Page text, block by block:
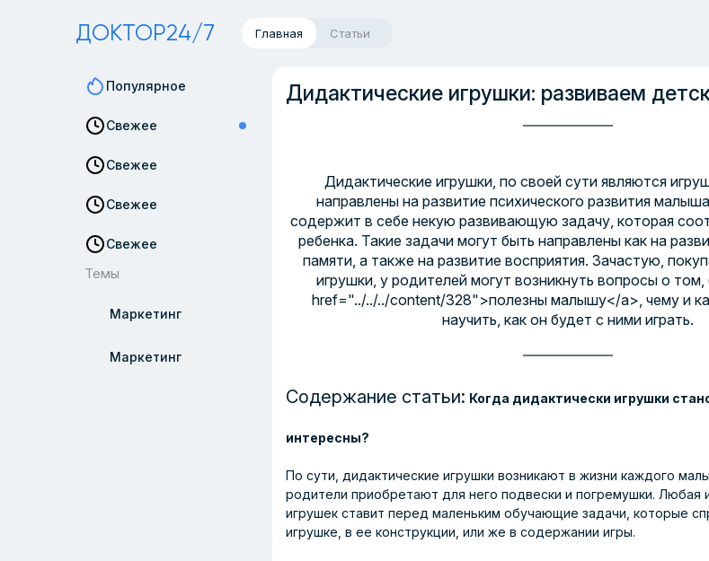
ДОКТОР24/7 Главная Статьи
Популярное
Свежее
Свежее
Свежее
Свежее
Темы
Маркетинг
Маркетинг
Дидактические игрушки: развиваем
Дидактические игрушки, по своей сути являются
направлены на развитие психического развития
содержит в себе некую развивающую задачу, которая
ребенка. Такие задачи могут быть направлены как на
памяти, а также на развитие восприятия. Зачастую,
игрушки, у родителей могут возникнуть вопросы о
href="../../../content/328">полезны малышу</a>, чему и
научить, как он будет с ними играть.
Содержание статьи: Когда дидактически игрушки
интересны?
По сути, дидактические игрушки возникают в жизни каждого
родители приобретают для него подвески и погремушки. Любая
игрушек ставит перед маленьким обучающие задачи, которые
игрушке, в ее конструкции, или же в содержании игры.